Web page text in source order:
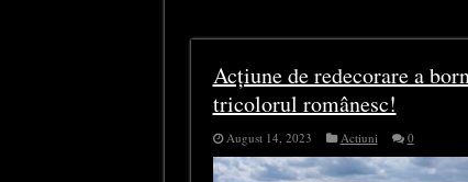
Acțiune de redecorare a
tricolorul românesc!
August 14, 2023 Actiuni 0